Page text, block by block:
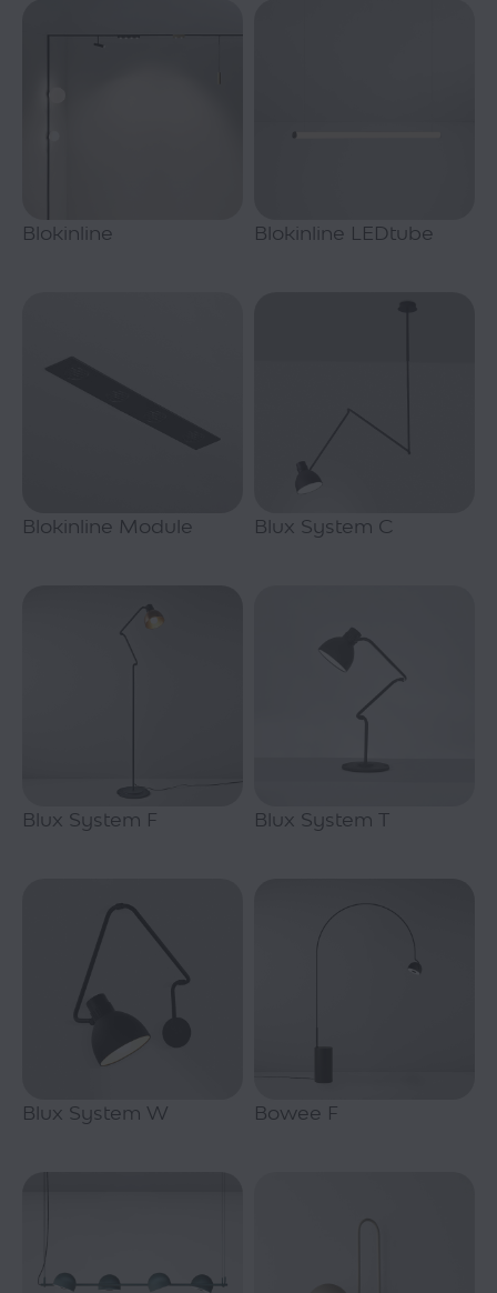
Blokinline Blokinline LEDtube
Blokinline Module Blux System C
Blux System F Blux System T
Blux System W Bowee F